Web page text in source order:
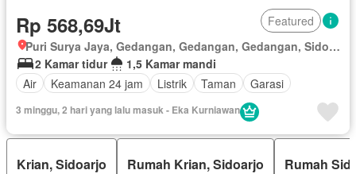
Rp 568,69Jt
Featured
Puri Surya Jaya, Gedangan, Gedangan, Gedangan, Sidoarjo, Jawa Timur
2 Kamar tidur
1,5 Kamar mandi
Air
Keamanan 24 jam Listrik Taman Garasi
3 minggu, 2 hari yang lalu masuk - Eka Kurniawan
Krian, Sidoarjo Rumah Krian, Sidoarjo Rumah